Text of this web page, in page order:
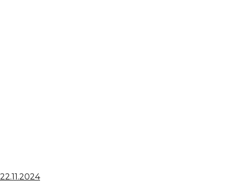
22.11.2024